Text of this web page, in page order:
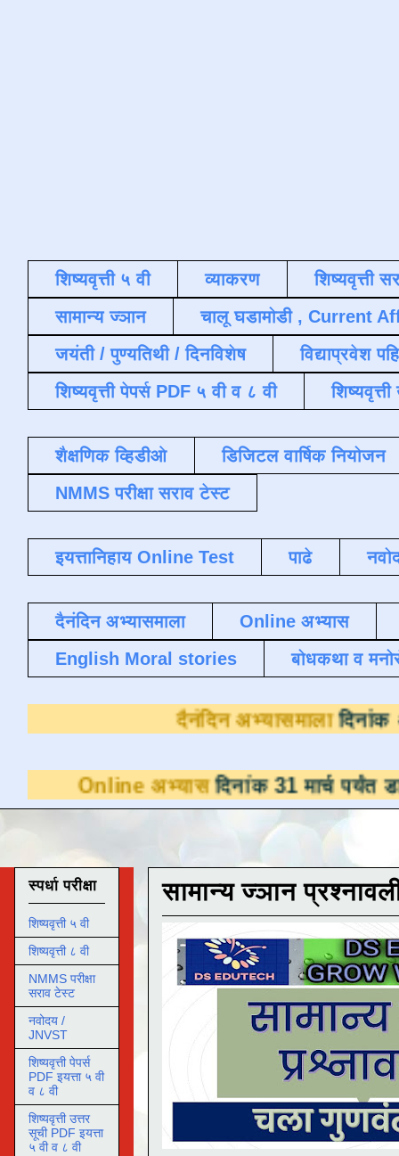
शिष्यवृत्ती ५ वी व्याकरण
शिष्यवृत्ती
सामान्य ज्ञान
चालू घडामोडी , Current
जयंती / पुण्यतिथी / दिनविशेष
विद्याप्रवेश
शिष्यवृत्ती पेपर्स PDF ५ वी व ८ वी
शैक्षणिक व्हिडीओ
डिजिटल वार्षिक नियोजन
NMMS परीक्षा सराव टेस्ट
इयत्तानिहाय Online Test पाढे
दैनंदिन अभ्यासमाला
Online अभ्यास
English Moral stories
बोधकथा व
दैनंदिन
अभ्यासदिनांक 31 मार्च पर्यंत
सामान्य ज्ञान
स्पर्धा परीक्षा
शिष्यवृत्ती ५ वी
शिष्यवृत्ती ८ वी
NMMS परीक्षा
सराव टेस्ट
नवोदय /
JNVST
शिष्यवृत्ती पेपर्स
PDF इयत्ता ५ वी
व ८ वी
शिष्यवृत्ती उत्तर
सूची PDF इयत्ता
५ वी व ८ वी